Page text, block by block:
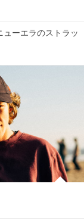
ューエラのストラッ